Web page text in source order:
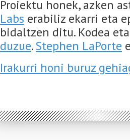
Proiektu honek, azken
Labs erabiliz ekarri eta
bidaltzen ditu. Kodea
duzue.Stephen LaPorte
Irakurri honi buruz